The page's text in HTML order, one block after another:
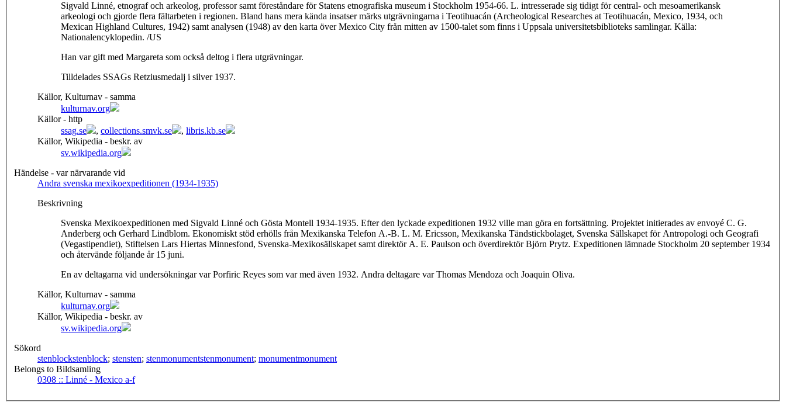
Sigvald Linné, etnograf och arkeolog, professor samt föreståndare för Statens etnografiska museum i Stockholm 1954-66. L. intresserade sig tidigt för central- och mesoamerikansk
arkeologi och gjorde flera fältarbeten i regionen. Bland hans mera kända insatser märks utgrävningarna i Teotihuacán (Archeological Researches at Teotihuacán, Mexico, 1934, och
Mexican Highland Cultures, 1942) samt analysen (1948) av den karta över Mexico City från mitten av 1500-talet som finns i Uppsala universitetsbiblioteks samlingar. Källa:
Nationalencyklopedin. /US
Han var gift med Margareta som också deltog i flera utgrävningar.
Tilldelades SSAGs Retziusmedalj i silver 1937.
Källor, Kulturnav - samma
kulturnav.org
Källor - http
ssag.se
, collections.smvk.se , libris.kb.se
Källor, Wikipedia - beskr. av
sv.wikipedia.org
Händelse - var närvarande vid
Andra svenska mexikoexpeditionen (1934-1935)
Beskrivning
Svenska Mexikoexpeditionen med Sigvald Linné och Gösta Montell 1934-1935. Efter den lyckade expeditionen 1932 ville man göra en fortsättning. Projektet initierades av envoyé C. G.
Anderberg och Gerhard Lindblom. Ekonomiskt stöd erhölls från Mexikanska Telefon A.-B. L. M. Ericsson, Mexikanska Tändstickbolaget, Svenska Sällskapet för Antropologi och Geografi
(Vegastipendiet), Stiftelsen Lars Hiertas Minnesfond, Svenska-Mexikosällskapet samt direktör A. E. Paulson och överdirektör Björn Prytz. Expeditionen lämnade Stockholm 20 september 1934
och återvände följande år 15 juni.
En av deltagarna vid undersökningar var Porfiric Reyes som var med även 1932. Andra deltagare var Thomas Mendoza och Joaquin Oliva.
Källor, Kulturnav - samma
kulturnav.org
Källor, Wikipedia - beskr. av
sv.wikipedia.org
Sökord
stenblockstenblock; stensten; stenmonumentstenmonument; monumentmonument
Belongs to Bildsamling
0308 :: Linné - Mexico a-f